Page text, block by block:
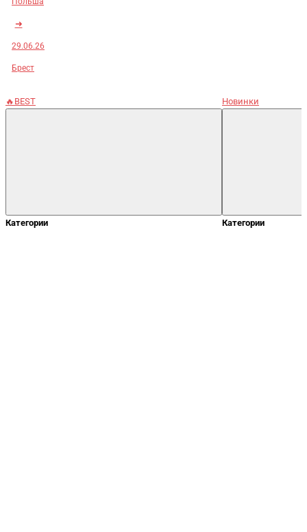
➜
29.06.26
Брест
🔥BEST
Категории
Новинки
Категории